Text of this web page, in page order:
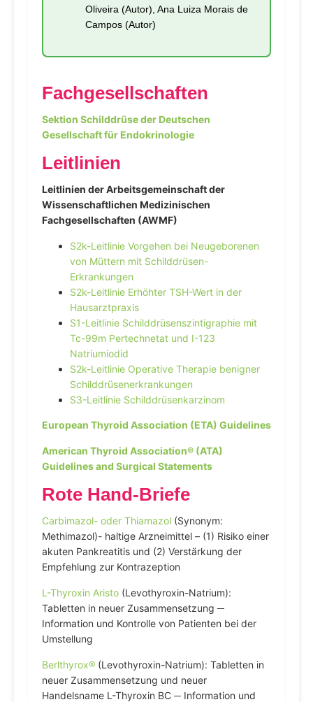
Oliveira (Autor), Ana Luiza Morais de
Campos (Autor)
Fachgesellschaften
Sektion Schilddrüse der Deutschen
Gesellschaft für Endokrinologie
Leitlinien
Leitlinien der Arbeitsgemeinschaft der
Wissenschaftlichen Medizinischen
Fachgesellschaften (AWMF)
S2k-Leitlinie Vorgehen bei Neugeborenen
von Müttern mit Schilddrüsen-
Erkrankungen
S2k-Leitlinie Erhöhter TSH-Wert in der
Hausarztpraxis
S1-Leitlinie Schilddrüsenszintigraphie mit
Tc-99m Pertechnetat und I-123
Natriumiodid
S2k-Leitlinie Operative Therapie benigner
Schilddrüsenerkrankungen
S3-Leitlinie Schilddrüsenkarzinom
European Thyroid Association (ETA) Guidelines
American Thyroid Association® (ATA)
Guidelines and Surgical Statements
Rote Hand-Briefe
Carbimazol- oder Thiamazol (Synonym:
Methimazol)- haltige Arzneimittel – (1) Risiko einer
akuten Pankreatitis und (2) Verstärkung der
Empfehlung zur Kontrazeption
L-Thyroxin Aristo (Levothyroxin-Natrium):
Tabletten in neuer Zusammensetzung ─
Information und Kontrolle von Patienten bei der
Umstellung
Berlthyrox® (Levothyroxin-Natrium): Tabletten in
neuer Zusammensetzung und neuer
Handelsname L-Thyroxin BC ─ Information und